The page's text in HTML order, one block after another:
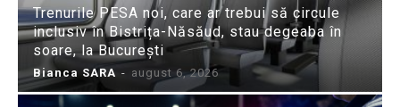
Trenurile PESA noi, care ar trebui să circule
inclusiv în Bistrița-Năsăud, stau degeaba în
soare, la București
Bianca SARA - august 6, 2026